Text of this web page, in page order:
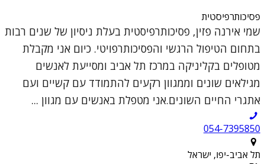
פסיכותרפיסטית
שמי אירנה פזין, פסיכותרפיסטית בעלת ניסיון של שנים רבות
בתחום הטיפול הרגשי והפסיכותרפויטי. כיום אני מקבלת
מטופלים בקליניקה במרכז תל אביב ומסייעת לאנשים
מגילאים שונים וממגוון רקעים להתמודד עם קשיים ועם
אתגרי החיים השונים.אני מטפלת באנשים עם מגוון ...
054-7395850
תל אביב-יפו, ישראל